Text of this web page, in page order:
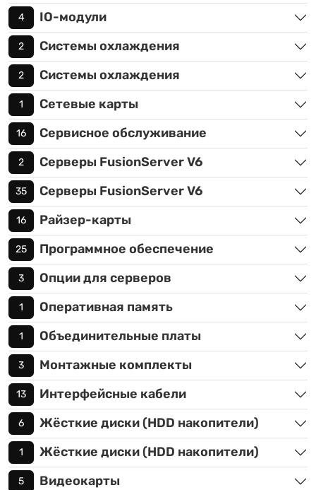
4 IO-модули
2 Системы охлаждения
2 Системы охлаждения
1 Сетевые карты
16 Сервисное обслуживание
2 Серверы FusionServer V6
35 Серверы FusionServer V6
16 Райзер-карты
25 Программное обеспечение
3 Опции для серверов
1 Оперативная память
1 Объединительные платы
3 Монтажные комплекты
13 Интерфейсные кабели
6 Жёсткие диски (HDD накопители)
1 Жёсткие диски (HDD накопители)
5 Видеокарты